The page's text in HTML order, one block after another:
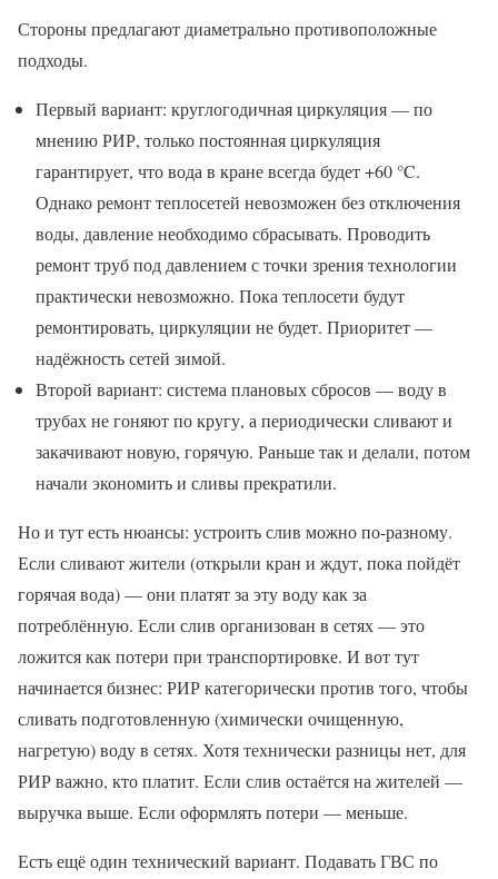
Стороны предлагают диаметрально противоположные
подходы.
Первый вариант: круглогодичная циркуляция — по
мнению РИР, только постоянная циркуляция
гарантирует, что вода в кране всегда будет +60 °C.
Однако ремонт теплосетей невозможен без отключения
воды, давление необходимо сбрасывать. Проводить
ремонт труб под давлением с точки зрения технологии
практически невозможно. Пока теплосети будут
ремонтировать, циркуляции не будет. Приоритет —
надёжность сетей зимой.
Второй вариант: система плановых сбросов — воду в
трубах не гоняют по кругу, а периодически сливают и
закачивают новую, горячую. Раньше так и делали, потом
начали экономить и сливы прекратили.
Но и тут есть нюансы: устроить слив можно по-разному.
Если сливают жители (открыли кран и ждут, пока пойдёт
горячая вода) — они платят за эту воду как за
потреблённую. Если слив организован в сетях — это
ложится как потери при транспортировке. И вот тут
начинается бизнес: РИР категорически против того, чтобы
сливать подготовленную (химически очищенную,
нагретую) воду в сетях. Хотя технически разницы нет, для
РИР важно, кто платит. Если слив остаётся на жителей —
выручка выше. Если оформлять потери — меньше.
Есть ещё один технический вариант. Подавать ГВС по